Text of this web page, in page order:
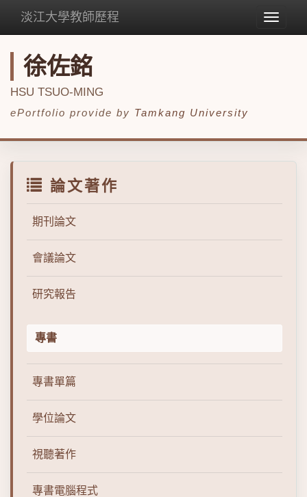
Toggle
淡江大學教師歷程
徐佐銘
HSU TSUO-MING
ePortfolio provide by Tamkang University
論文著作
期刊論文
會議論文
研究報告
專書
專書單篇
學位論文
視聽著作
專書電腦程式